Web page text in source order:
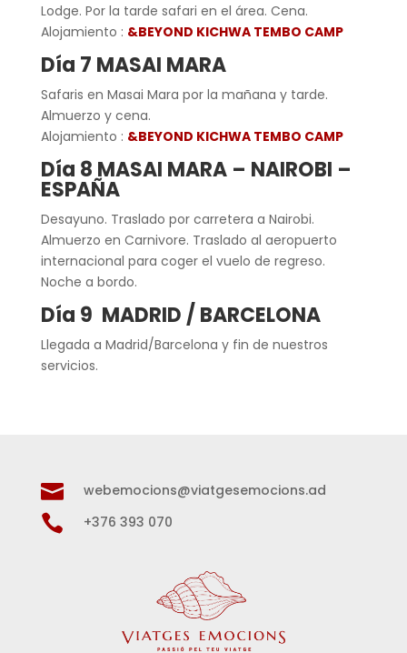
Lodge. Por la tarde safari en el área. Cena.
Alojamiento : &BEYOND KICHWA TEMBO CAMP
Día 7 MASAI MARA
Safaris en Masai Mara por la mañana y tarde.
Almuerzo y cena.
Alojamiento : &BEYOND KICHWA TEMBO CAMP
Día 8 MASAI MARA – NAIROBI –
ESPAÑA
Desayuno. Traslado por carretera a Nairobi.
Almuerzo en Carnivore. Traslado al aeropuerto
internacional para coger el vuelo de regreso.
Noche a bordo.
Día 9 MADRID / BARCELONA
Llegada a Madrid/Barcelona y fin de nuestros
servicios.
 webemocions@viatgesemocions.ad
 +376 393 070